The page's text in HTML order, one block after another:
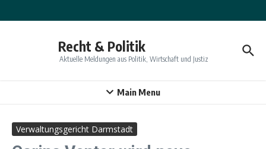
Recht & Politik
Aktuelle Meldungen aus Politik, Wirtschaft und Justiz
Main Menu
Verwaltungsgericht Darmstadt